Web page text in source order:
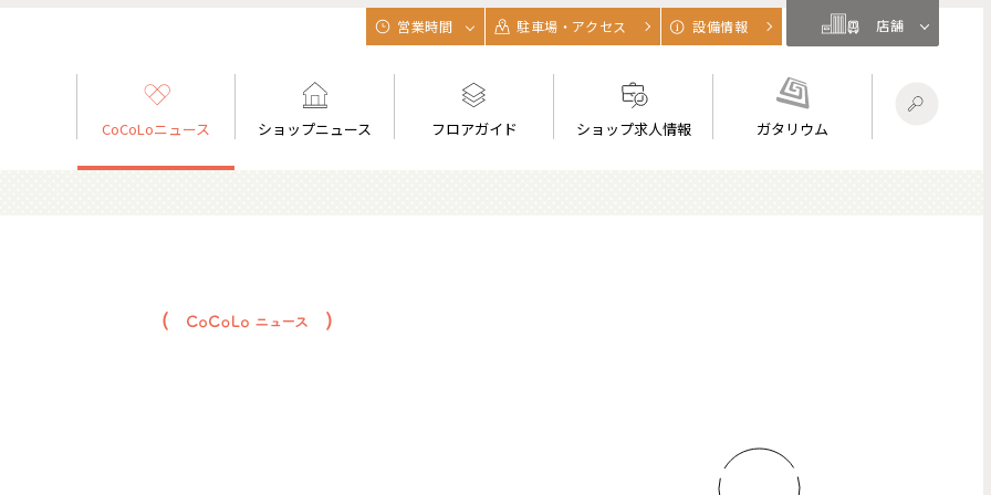
CoCoLoニュース ショップニュース フロアガイド ショップ求人情報 ガタリウム
営業時間 駐車場・アクセス 設備情報 店舗